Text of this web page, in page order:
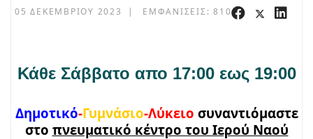
05 ΔΕΚΕΜΒΡΊΟΥ 2023 ΕΜΦΑΝΊΣΕΙΣ: 810
Κάθε Σάββατο απο 17:00 εως 19:00
Δημοτικό-Γυμνάσιο-Λύκειο συναντιόμαστε
στο πνευματικό κέντρο του Ιερού Ναού